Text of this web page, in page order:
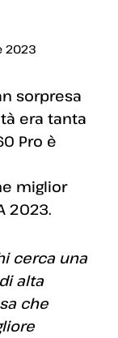
2023
sorpresa
era tanta
Pro è
miglior
2023.
cerca una
alta
che